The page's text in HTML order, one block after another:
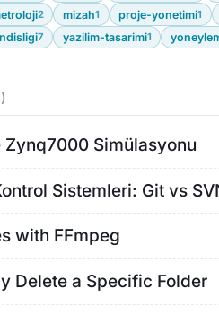
2 mizah1 proje-yonetimi1
7 yazilim-tasarimi1
Zynq7000 Simülasyonu
Sistemleri: Git vs
with FFmpeg
Delete a Specific Folder